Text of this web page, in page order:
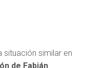
situación similar en
de Fabián